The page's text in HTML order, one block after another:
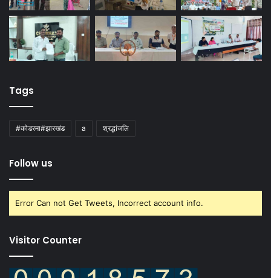
Tags
#कोडरमा#झारखंड a श्रद्धांजलि
Follow us
Error Can not Get Tweets, Incorrect account info.
Visitor Counter